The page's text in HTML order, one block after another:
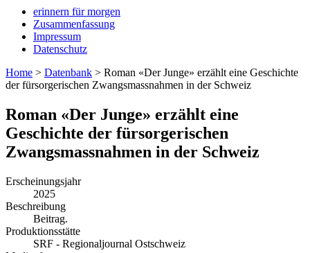
erinnern für morgen
Zusammenfassung
Impressum
Datenschutz
Home > Datenbank > Roman «Der Junge» erzählt eine Geschichte
der fürsorgerischen Zwangsmassnahmen in der Schweiz
Roman «Der Junge» erzählt eine
Geschichte der fürsorgerischen
Zwangsmassnahmen in der Schweiz
Erscheinungsjahr
2025
Beschreibung
Beitrag.
Produktionsstätte
SRF - Regionaljournal Ostschweiz